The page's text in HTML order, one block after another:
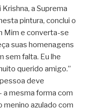
Krishna, a Suprema
pintura, conclui o
Mim e converta-se
suas homenagens
sem falta. Eu lhe
querido amigo.”
deve
a mesma forma com
menino azulado com